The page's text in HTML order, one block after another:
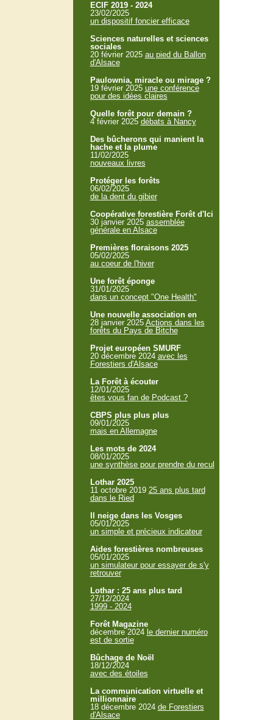
ECIF 2019 - 2024
23/02/2025
un dispositif foncier efficace
Sciences naturelles et sciences
sociales
20 février 2025 au pied du Ballon
d'Alsace
Paulownia, miracle ou mirage ?
19 février 2025 une conférence
pour des idées claires
Quelle forêt pour demain ?
4 février 2025 débats à Nancy
Des bûcherons qui manient la
hache et la plume
11/02/2025
nouveaux livres
Protéger les forêts
06/02/2025
de la dent du gibier
Coopérative forestière Forêt d'Ici
30 janvier 2025 assemblée
générale en Alsace
Premières floraisons 2025
05/02/2025
au coeur de l'hiver
Une forêt éponge
31/01/2025
dans un concept "One Health"
Une nouvelle association en
28 janvier 2025 Actions dans les
forêts du Pays de Bitche
Projet européen SMURF
20 décembre 2024 avec les
Forestiers d'Alsace
La Forêt à écouter
12/01/2025
êtes vous fan de Podcast ?
CBPS plus plus plus
09/01/2025
mais en Allemagne
Les mots de 2024
08/01/2025
une synthèse pour prendre du recul
Lothar 2025
11 octobre 2019 25 ans plus tard
dans le Ried
Il neige dans les Vosges
05/01/2025
un simple et précieux indicateur
Aides forestières nombreuses
05/01/2025
un simulateur pour essayer de s'y
retrouver
Lothar : 25 ans plus tard
27/12/2024
1999 - 2024
Forêt Magazine
décembre 2024 le dernier numéro
est de sortie
Bûchage de Noël
18/12/2024
avec des étoiles
La communication virtuelle et
millionnaire
18 décembre 2024 de Forestiers
d'Alsace